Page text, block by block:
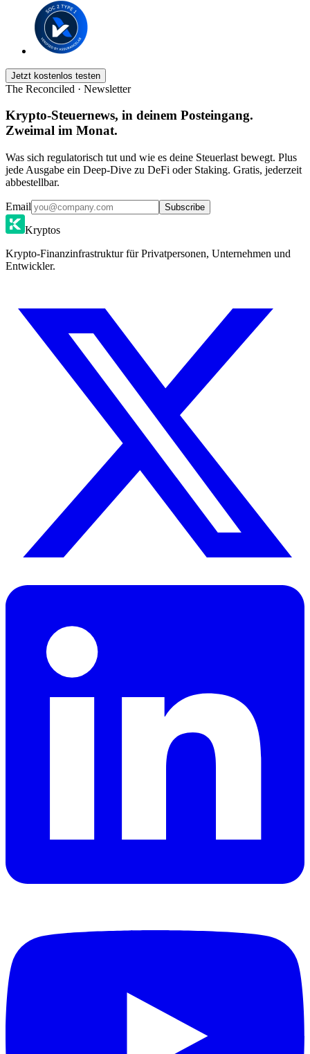
Jetzt kostenlos testen
The Reconciled · Newsletter
Krypto-Steuernews, in deinem Posteingang.
Zweimal im Monat.
Was sich regulatorisch tut und wie es deine Steuerlast bewegt. Plus
jede Ausgabe ein Deep-Dive zu DeFi oder Staking. Gratis, jederzeit
abbestellbar.
Email Subscribe
Kryptos
Krypto-Finanzinfrastruktur für Privatpersonen, Unternehmen und
Entwickler.